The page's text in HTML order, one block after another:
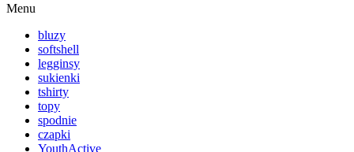
Menu
bluzy
softshell
legginsy
sukienki
tshirty
topy
spodnie
czapki
YouthActive